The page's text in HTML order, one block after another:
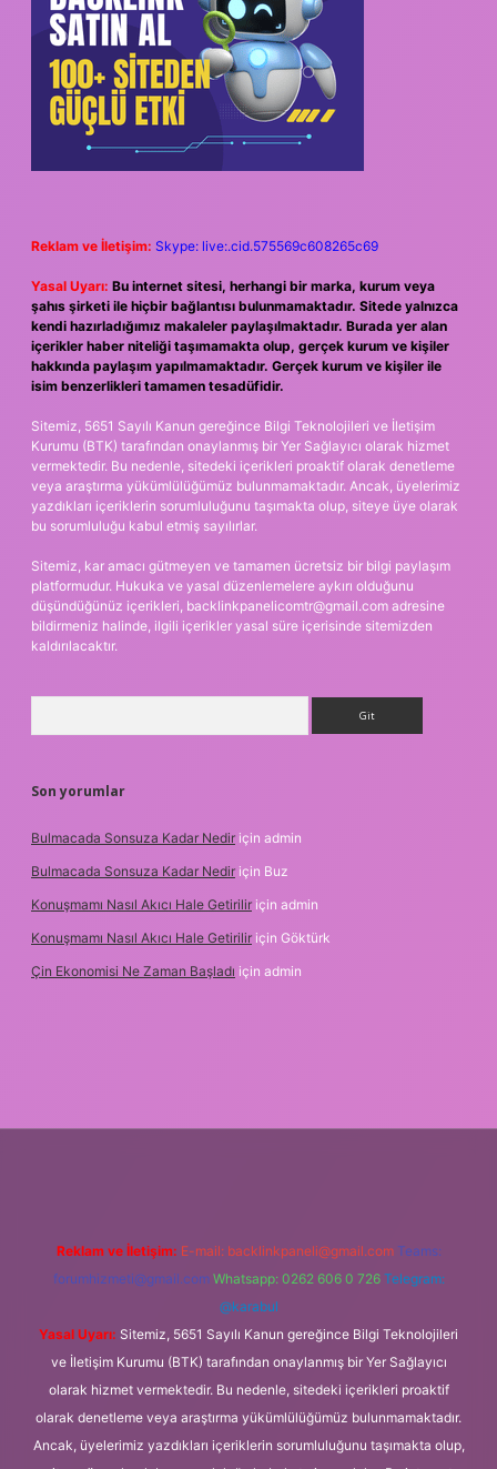
Reklam ve İletişim: Skype: live:.cid.575569c608265c69
Yasal Uyarı: Bu internet sitesi, herhangi bir marka, kurum veya
şahıs şirketi ile hiçbir bağlantısı bulunmamaktadır. Sitede yalnızca
kendi hazırladığımız makaleler paylaşılmaktadır. Burada yer alan
içerikler haber niteliği taşımamakta olup, gerçek kurum ve kişiler
hakkında paylaşım yapılmamaktadır. Gerçek kurum ve kişiler ile
isim benzerlikleri tamamen tesadüfidir.
Sitemiz, 5651 Sayılı Kanun gereğince Bilgi Teknolojileri ve İletişim
Kurumu (BTK) tarafından onaylanmış bir Yer Sağlayıcı olarak hizmet
vermektedir. Bu nedenle, sitedeki içerikleri proaktif olarak denetleme
veya araştırma yükümlülüğümüz bulunmamaktadır. Ancak, üyelerimiz
yazdıkları içeriklerin sorumluluğunu taşımakta olup, siteye üye olarak
bu sorumluluğu kabul etmiş sayılırlar.
Sitemiz, kar amacı gütmeyen ve tamamen ücretsiz bir bilgi paylaşım
platformudur. Hukuka ve yasal düzenlemelere aykırı olduğunu
düşündüğünüz içerikleri, backlinkpanelicomtr@gmail.com adresine
bildirmeniz halinde, ilgili içerikler yasal süre içerisinde sitemizden
kaldırılacaktır.
Son yorumlar
Bulmacada Sonsuza Kadar Nedir için admin
Bulmacada Sonsuza Kadar Nedir için Buz
Konuşmamı Nasıl Akıcı Hale Getirilir için admin
Konuşmamı Nasıl Akıcı Hale Getirilir için Göktürk
Çin Ekonomisi Ne Zaman Başladı için admin
Reklam ve İletişim: E-mail: backlinkpaneli@gmail.com Teams:
forumhizmeti@gmail.com Whatsapp: 0262 606 0 726 Telegram:
@karabul
Yasal Uyarı: Sitemiz, 5651 Sayılı Kanun gereğince Bilgi Teknolojileri
ve İletişim Kurumu (BTK) tarafından onaylanmış bir Yer Sağlayıcı
olarak hizmet vermektedir. Bu nedenle, sitedeki içerikleri proaktif
olarak denetleme veya araştırma yükümlülüğümüz bulunmamaktadır.
Ancak, üyelerimiz yazdıkları içeriklerin sorumluluğunu taşımakta olup,